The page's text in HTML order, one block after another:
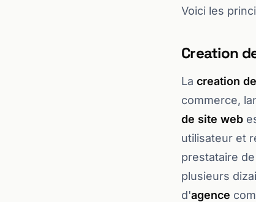
Voici les
Creation
La creation
commerce,
de site web
utilisateur et
prestataire
plusieurs
d'agence